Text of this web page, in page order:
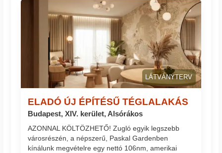
LÁTVÁNYTERV
ELADÓ ÚJ ÉPÍTÉSŰ TÉGLALAKÁS
Budapest, XIV. kerület, Alsórákos
AZONNAL KÖLTÖZHETŐ! Zugló egyik legszebb
városrészén, a népszerű, Paskal Gardenben
kínálunk megvételre egy nettó 106nm, amerikai